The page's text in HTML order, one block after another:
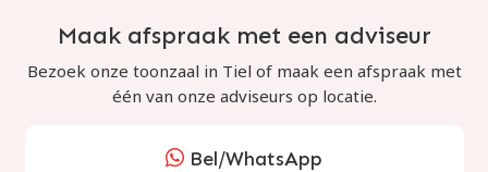
Maak afspraak met een adviseur
Bezoek onze toonzaal in Tiel of maak een afspraak met
één van onze adviseurs op locatie.
Bel/WhatsApp